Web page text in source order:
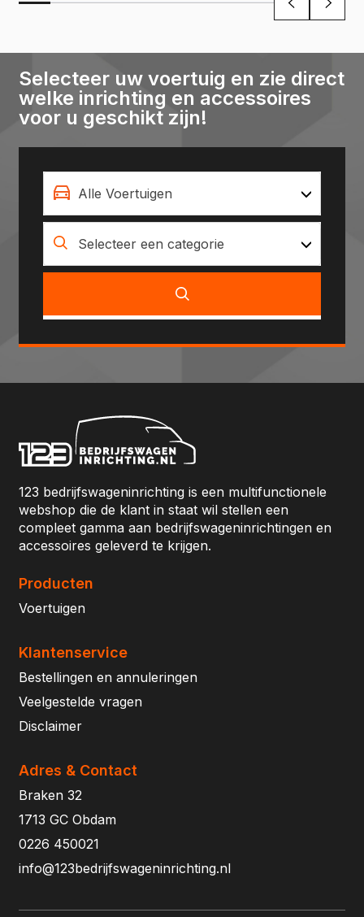
Selecteer uw voertuig en zie direct
welke inrichting en accessoires
voor u geschikt zijn!
Alle Voertuigen
Selecteer een categorie
123 bedrijfswageninrichting is een multifunctionele
webshop die de klant in staat wil stellen een
compleet gamma aan bedrijfswageninrichtingen en
accessoires geleverd te krijgen.
Producten
Voertuigen
Klantenservice
Bestellingen en annuleringen
Veelgestelde vragen
Disclaimer
Adres & Contact
Braken 32
1713 GC Obdam
0226 450021
info@123bedrijfswageninrichting.nl